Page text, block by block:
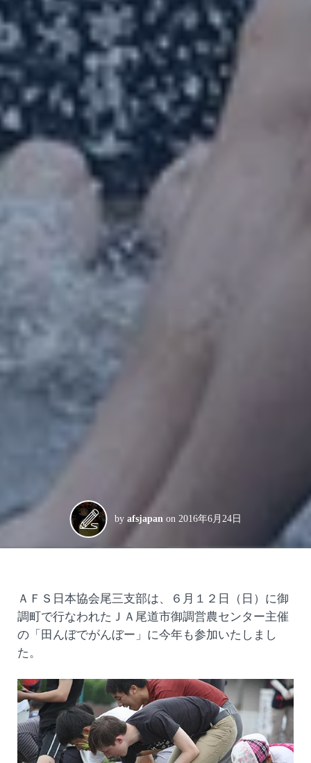
by afsjapan on 2016年6月24日
ＡＦＳ日本協会尾三支部は、６月１２日（日）に御
調町で行なわれたＪＡ尾道市御調営農センター主催
の「田んぼでがんぼー」に今年も参加いたしまし
た。